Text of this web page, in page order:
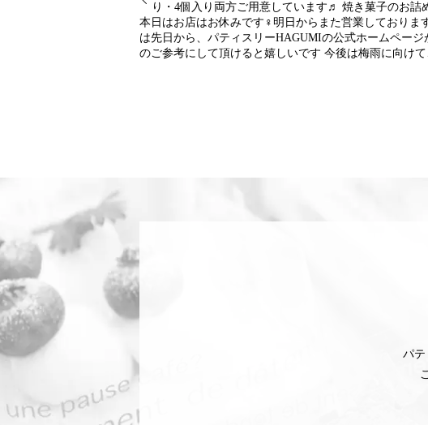
り・4個入り両方ご用意しています♬ 焼き菓子のお
本日はお店はお休みです‍♀️明日からまた営業しておりま
は先日から、パティスリーHAGUMIの公式ホームペー
のご参考にして頂けると嬉しいです️ 今後は梅雨に向け
パテ